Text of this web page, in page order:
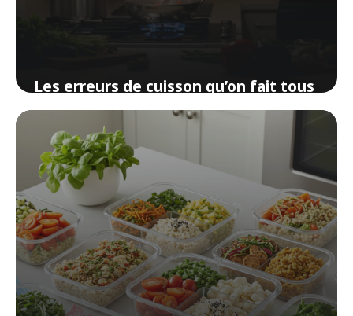
Les erreurs de cuisson qu’on fait tous
(et comment les corriger)
6 avril 2026